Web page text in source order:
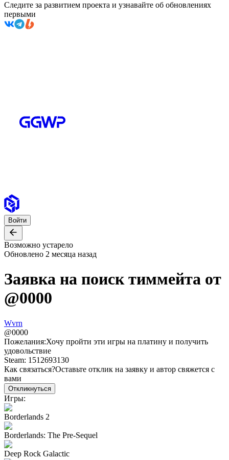
Следите за развитием проекта и узнавайте об обновлениях
первыми
Войти
Возможно устарело
Обновлено 2 месяца назад
Заявка на поиск тиммейта от
@0000
Wvrn
@0000
Пожелания:Хочу пройти эти игры на платину и получить
удовольствие
Steam: 1512693130
Как связаться?Оставьте отклик на заявку и автор свяжется с
вами
Откликнуться
Игры:
Borderlands 2
Borderlands: The Pre-Sequel
Deep Rock Galactic